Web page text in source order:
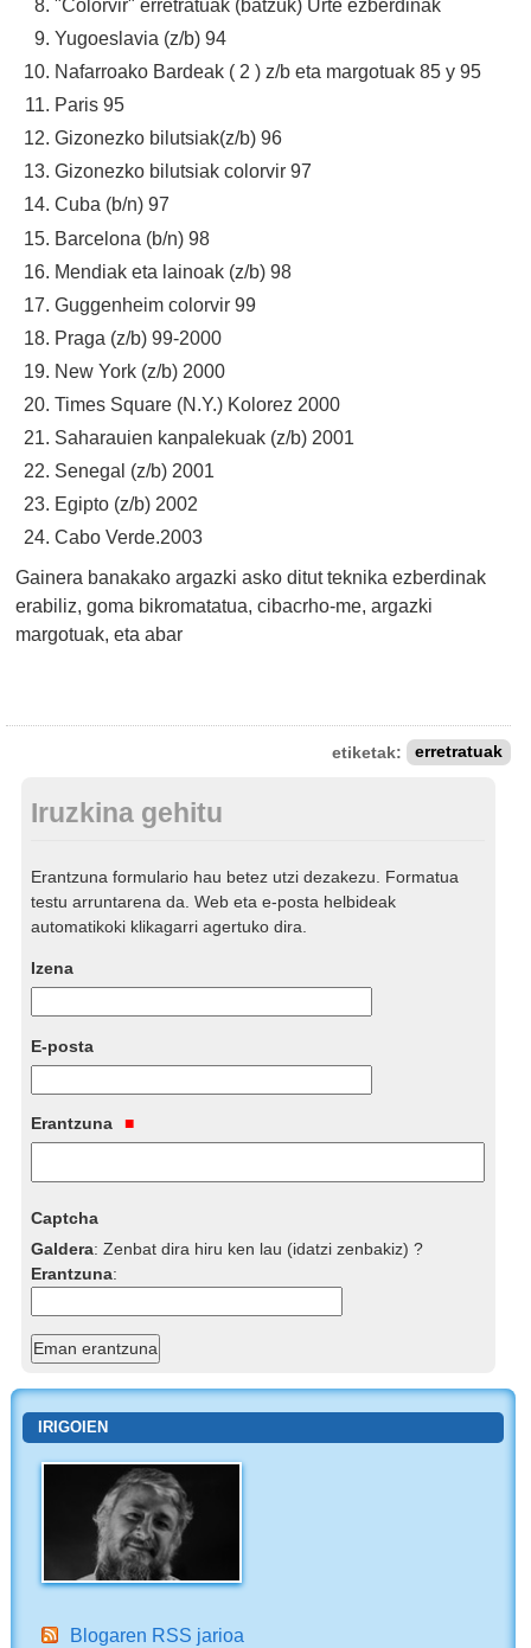
"Colorvir" erretratuak (batzuk) Urte ezberdinak
Yugoeslavia (z/b) 94
Nafarroako Bardeak ( 2 ) z/b eta margotuak 85 y 95
Paris 95
Gizonezko bilutsiak(z/b) 96
Gizonezko bilutsiak colorvir 97
Cuba (b/n) 97
Barcelona (b/n) 98
Mendiak eta lainoak (z/b) 98
Guggenheim colorvir 99
Praga (z/b) 99-2000
New York (z/b) 2000
Times Square (N.Y.) Kolorez 2000
Saharauien kanpalekuak (z/b) 2001
Senegal (z/b) 2001
Egipto (z/b) 2002
Cabo Verde.2003
Gainera banakako argazki asko ditut teknika ezberdinak
erabiliz, goma bikromatatua, cibacrho-me, argazki
margotuak, eta abar
etiketak: erretratuak
Iruzkina gehitu
Erantzuna formulario hau betez utzi dezakezu. Formatua
testu arruntarena da. Web eta e-posta helbideak
automatikoki klikagarri agertuko dira.
Izena
E-posta
Erantzuna
Captcha
Galdera:Zenbat dira hiru ken lau (idatzi zenbakiz) ?
Erantzuna:
IRIGOIEN
Blogaren RSS jarioa